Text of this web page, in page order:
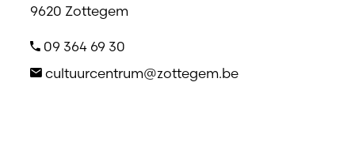
9620 Zottegem
09 364 69 30
cultuurcentrum@zottegem.be